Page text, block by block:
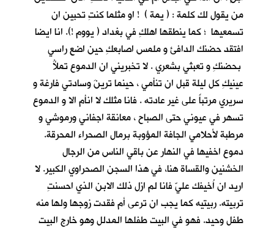
من يقول لك كلمة : ( يمة ) ! او مثلما كنتِ تحبين ان
تسمعيها ؛ كما ينطقها اهلكِ في بغداد ( يووم !). انا ايضا
افتقد حضنك الدافئ و ملمس اصابعكِ حين اضع راسي
بحضنكِ و تعبثي بشعري . لا تخبريني ان الدموع تملأُ
عينيكِ كل ليلة قبل ان تنأمي ، حينما ترينَ وسادتي فارغة و
سريري مرتباً على غير عادته . فانا مثلك لا انأم الا و الدموع
تسهر في عيوني حتى الصباح ، معانقة اجفاني ورموشي و
مرطبة لأحلامي الجافة المؤوبة برمال الصحراء المحرقة.
دموع اخفيها في النهار عن باقي الناس من الرجال
الخشنين والقساة هنا، في هذا السجن الصحراوي الكبير. لا
اريد ان اُخيفك عليّ فانا لم ازل ذلك الابن الذي احسنتِ
تربيته. ربيتيه كما يجب ان ترعى أم فقدت زوجها ولها منه
طفل وحيد. فهو في البيت طفلها المدلل وهو خارج البيت